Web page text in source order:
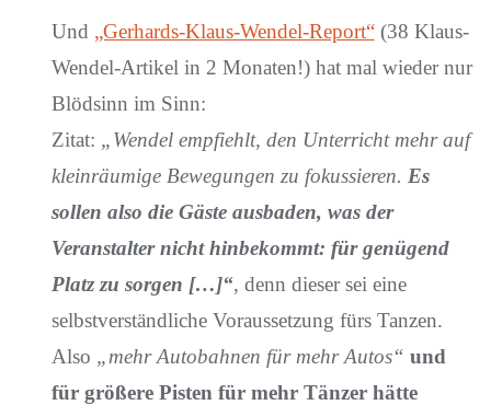
Und „Gerhards-Klaus-Wendel-Report“(38 Klaus-
Wendel-Artikel in 2 Monaten!) hat mal wieder nur
Blödsinn im Sinn:
Zitat: „Wendel empfiehlt, den Unterricht mehr auf
kleinräumige Bewegungen zu fokussieren. Es
sollen also die Gäste ausbaden, was der
Veranstalter nicht hinbekommt: für genügend
Platz zu sorgen […]“, denn dieser sei eine
selbstverständliche Voraussetzung fürs Tanzen.
Also „mehr Autobahnen für mehr Autos“ und
für größere Pisten für mehr Tänzer hätte